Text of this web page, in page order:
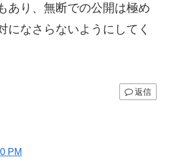
あり、無断での公開は極め
になさらないようにしてく
返信
PM